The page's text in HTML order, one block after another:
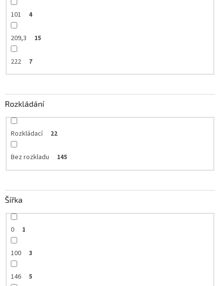
101 4
209,3 15
222 7
Rozkládání
Rozkládací 22
Bez rozkladu 145
Šířka
0 1
100 3
146 5